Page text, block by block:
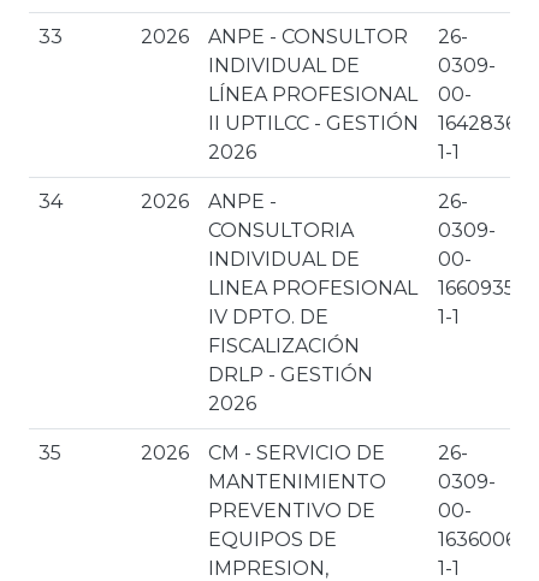
33 2026
ANPE - CONSULTOR
INDIVIDUAL DE
LÍNEA PROFESIONAL
II UPTILCC - GESTIÓN
2026
26-
0309-
00-
1642836-
1-1
34 2026
ANPE -
CONSULTORIA
INDIVIDUAL DE
LINEA PROFESIONAL
IV DPTO. DE
FISCALIZACIÓN
DRLP - GESTIÓN
2026
26-
0309-
00-
1660935-
1-1
35 2026
CM - SERVICIO DE
MANTENIMIENTO
PREVENTIVO DE
EQUIPOS DE
IMPRESION,
26-
0309-
00-
1636006-
1-1